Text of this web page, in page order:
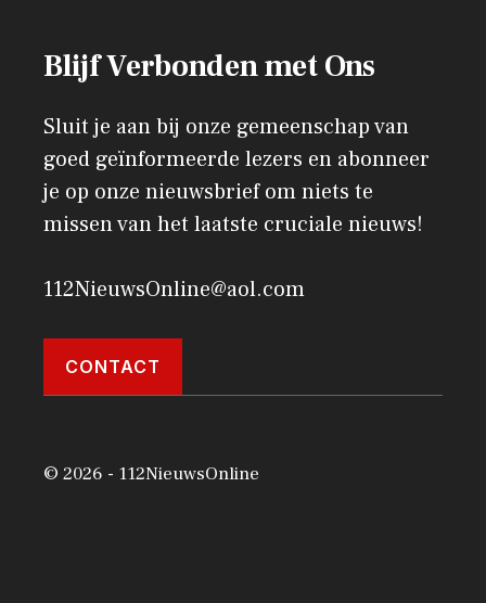
Blijf Verbonden met Ons
Sluit je aan bij onze gemeenschap van
goed geïnformeerde lezers en abonneer
je op onze nieuwsbrief om niets te
missen van het laatste cruciale nieuws!
112NieuwsOnline@aol.com
CONTACT
© 2026 - 112NieuwsOnline